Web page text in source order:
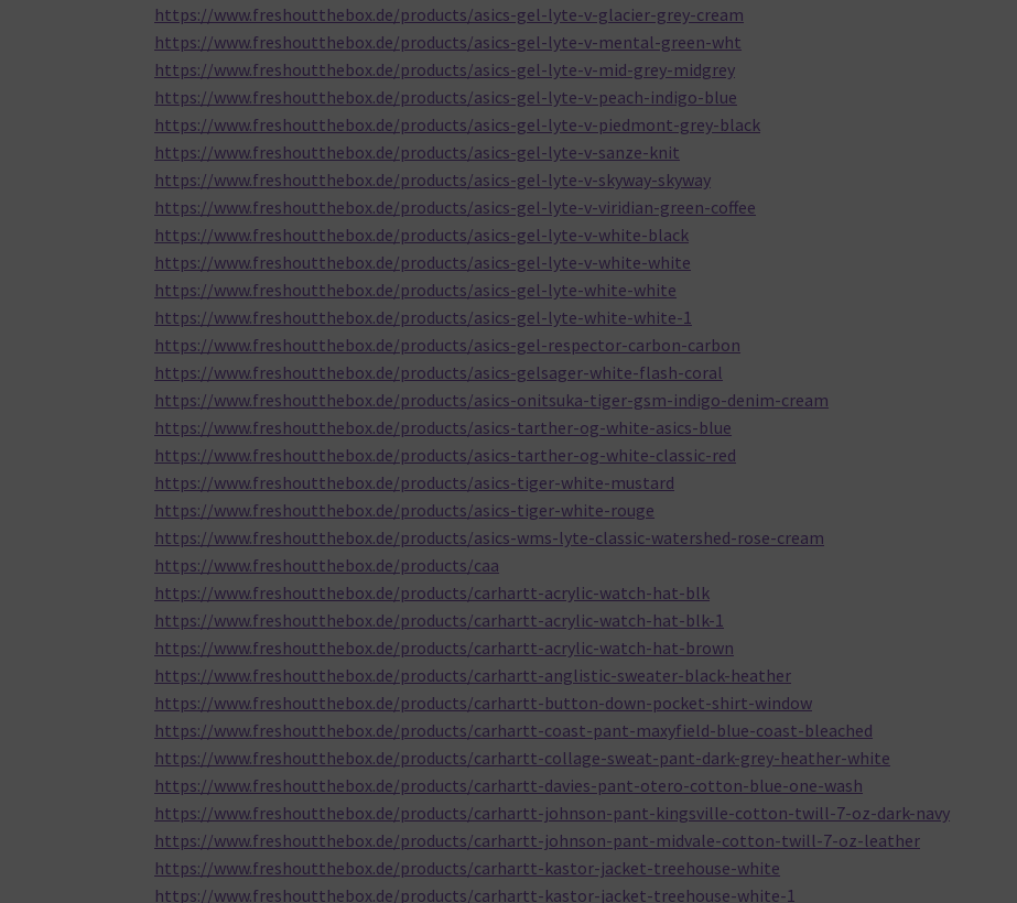
https://www.freshoutthebox.de/products/asics-gel-lyte-v-glacier-grey-cream
https://www.freshoutthebox.de/products/asics-gel-lyte-v-mental-green-wht
https://www.freshoutthebox.de/products/asics-gel-lyte-v-mid-grey-midgrey
https://www.freshoutthebox.de/products/asics-gel-lyte-v-peach-indigo-blue
https://www.freshoutthebox.de/products/asics-gel-lyte-v-piedmont-grey-black
https://www.freshoutthebox.de/products/asics-gel-lyte-v-sanze-knit
https://www.freshoutthebox.de/products/asics-gel-lyte-v-skyway-skyway
https://www.freshoutthebox.de/products/asics-gel-lyte-v-viridian-green-coffee
https://www.freshoutthebox.de/products/asics-gel-lyte-v-white-black
https://www.freshoutthebox.de/products/asics-gel-lyte-v-white-white
https://www.freshoutthebox.de/products/asics-gel-lyte-white-white
https://www.freshoutthebox.de/products/asics-gel-lyte-white-white-1
https://www.freshoutthebox.de/products/asics-gel-respector-carbon-carbon
https://www.freshoutthebox.de/products/asics-gelsager-white-flash-coral
https://www.freshoutthebox.de/products/asics-onitsuka-tiger-gsm-indigo-denim-cream
https://www.freshoutthebox.de/products/asics-tarther-og-white-asics-blue
https://www.freshoutthebox.de/products/asics-tarther-og-white-classic-red
https://www.freshoutthebox.de/products/asics-tiger-white-mustard
https://www.freshoutthebox.de/products/asics-tiger-white-rouge
https://www.freshoutthebox.de/products/asics-wms-lyte-classic-watershed-rose-cream
https://www.freshoutthebox.de/products/caa
https://www.freshoutthebox.de/products/carhartt-acrylic-watch-hat-blk
https://www.freshoutthebox.de/products/carhartt-acrylic-watch-hat-blk-1
https://www.freshoutthebox.de/products/carhartt-acrylic-watch-hat-brown
https://www.freshoutthebox.de/products/carhartt-anglistic-sweater-black-heather
https://www.freshoutthebox.de/products/carhartt-button-down-pocket-shirt-window
https://www.freshoutthebox.de/products/carhartt-coast-pant-maxyfield-blue-coast-bleached
https://www.freshoutthebox.de/products/carhartt-collage-sweat-pant-dark-grey-heather-white
https://www.freshoutthebox.de/products/carhartt-davies-pant-otero-cotton-blue-one-wash
https://www.freshoutthebox.de/products/carhartt-johnson-pant-kingsville-cotton-twill-7-oz-dark-navy
https://www.freshoutthebox.de/products/carhartt-johnson-pant-midvale-cotton-twill-7-oz-leather
https://www.freshoutthebox.de/products/carhartt-kastor-jacket-treehouse-white
https://www.freshoutthebox.de/products/carhartt-kastor-jacket-treehouse-white-1